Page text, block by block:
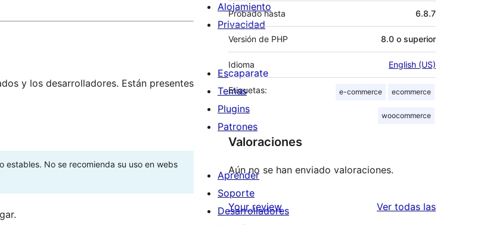
y los desarrolladores. Están presentes
estables. No se recomienda su uso en webs
Probado hasta 6.8.7
Versión de PHP 8.0 o superior
Idioma English (US)
Etiquetas: e-commerce ecommerce
woocommerce
Valoraciones
Aún no se han enviado valoraciones.
Your review Ver todas lasvaloraciones
Alojamiento
Privacidad
Escaparate
Temas
Plugins
Patrones
Aprender
Soporte
Desarrolladores